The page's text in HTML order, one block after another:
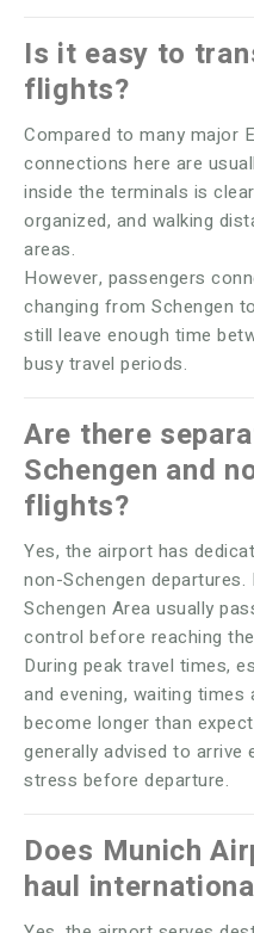
Is it easy to
flights?
Compared to many major
connections here are
inside the terminals is
organized, and walking
areas.
However, passengers
changing from Schengen
still leave enough time
busy travel periods.
Are there
Schengen and
flights?
Yes, the airport has
non-Schengen
Schengen Area usually
control before reaching
During peak travel times,
and evening, waiting
become longer than
generally advised to arrive
stress before departure.
Does Munich
haul